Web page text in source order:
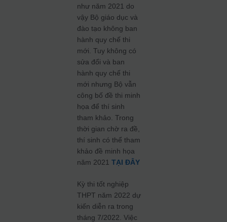
như năm 2021 do
vậy Bộ giáo dục và
đào tạo không ban
hành quy chế thi
mới. Tuy không có
sửa đổi và ban
hành quy chế thi
mới nhưng Bộ vẫn
công bố đề thi minh
họa để thí sinh
tham khảo. Trong
thời gian chờ ra đề,
thí sinh có thể tham
khảo đề minh họa
năm 2021TẠI ĐÂY
Kỳ thi tốt nghiệp
THPT năm 2022 dự
kiến diễn ra trong
tháng 7/2022. Việc